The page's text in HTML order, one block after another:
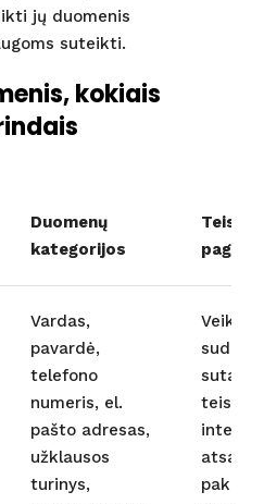
jų duomenis
suteikti.
kokiais
Duomenų
kategorijos
Teisinis
Vardas,
pavardė,
telefono
numeris, el.
pašto adresas,
užklausos
turinys,
sutartį;